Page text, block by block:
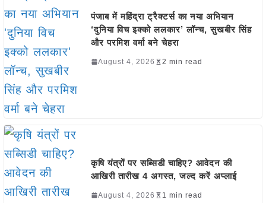
पंजाब में महिंद्रा ट्रैक्टर्स का नया अभियान
‘दुनिया विच इक्को ललकार’ लॉन्च, सुखबीर सिंह
और परमिश वर्मा बने चेहरा
August 4, 2026 2 min read
कृषि यंत्रों पर सब्सिडी चाहिए? आवेदन की
आखिरी तारीख 4 अगस्त, जल्द करें अप्लाई
August 4, 2026 1 min read